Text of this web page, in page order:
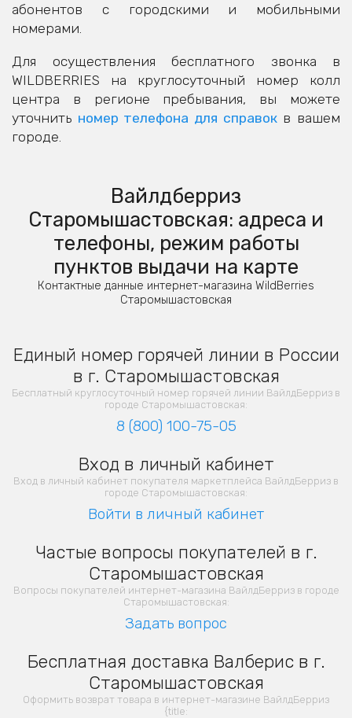
абонентов с городскими и мобильными
номерами.
Для осуществления бесплатного звонка в
WILDBERRIES на круглосуточный номер колл
центра в регионе пребывания, вы можете
уточнить номер телефона для справокв вашем
городе.
Вайлдберриз
Старомышастовская: адреса и
телефоны, режим работы
пунктов выдачи на карте
Контактные данные интернет-магазина WildBerries
Старомышастовская
Единый номер горячей линии в России
в г. Старомышастовская
Бесплатный круглосуточный номер горячей линии ВайлдБерриз в
городе Старомышастовская:
8 (800) 100-75-05
Вход в личный кабинет
Вход в личный кабинет покупателя маркетплейса ВайлдБерриз в
городе Старомышастовская:
Войти в личный кабинет
Частые вопросы покупателей в г.
Старомышастовская
Вопросы покупателей интернет-магазина ВайлдБерриз в городе
Старомышастовская:
Задать вопрос
Бесплатная доставка Валберис в г.
Старомышастовская
Оформить возврат товара в интернет-магазине ВайлдБерриз
{title: